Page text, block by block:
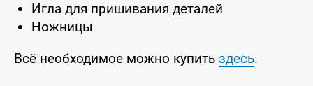
Игла для пришивания деталей
Ножницы
Всё необходимое можно купить здесь.